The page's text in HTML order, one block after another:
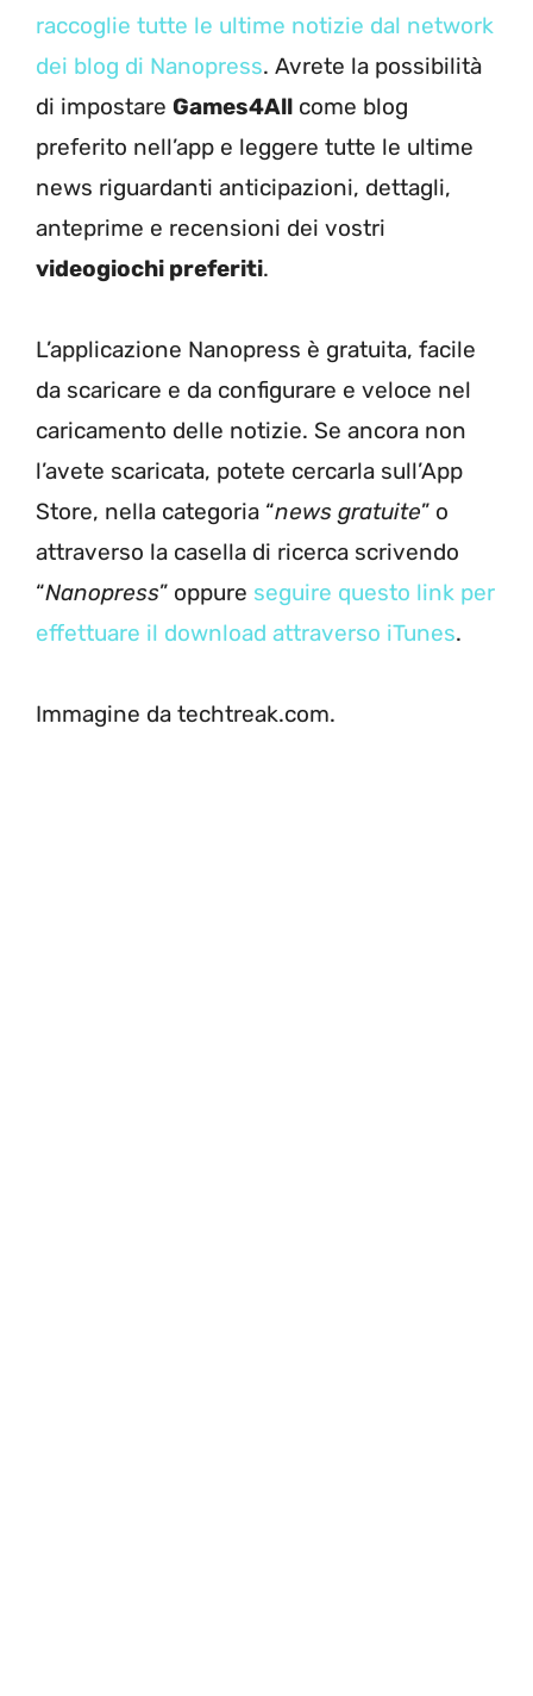
raccoglie tutte le ultime notizie dal network
dei blog di Nanopress. Avrete la possibilità
di impostare Games4All come blog
preferito nell’app e leggere tutte le ultime
news riguardanti anticipazioni, dettagli,
anteprime e recensioni dei vostri
videogiochi preferiti.
L’applicazione Nanopress è gratuita, facile
da scaricare e da configurare e veloce nel
caricamento delle notizie. Se ancora non
l’avete scaricata, potete cercarla sull’App
Store, nella categoria “news gratuite” o
attraverso la casella di ricerca scrivendo
“Nanopress” oppure seguire questo link per
effettuare il download attraverso iTunes.
Immagine da techtreak.com.